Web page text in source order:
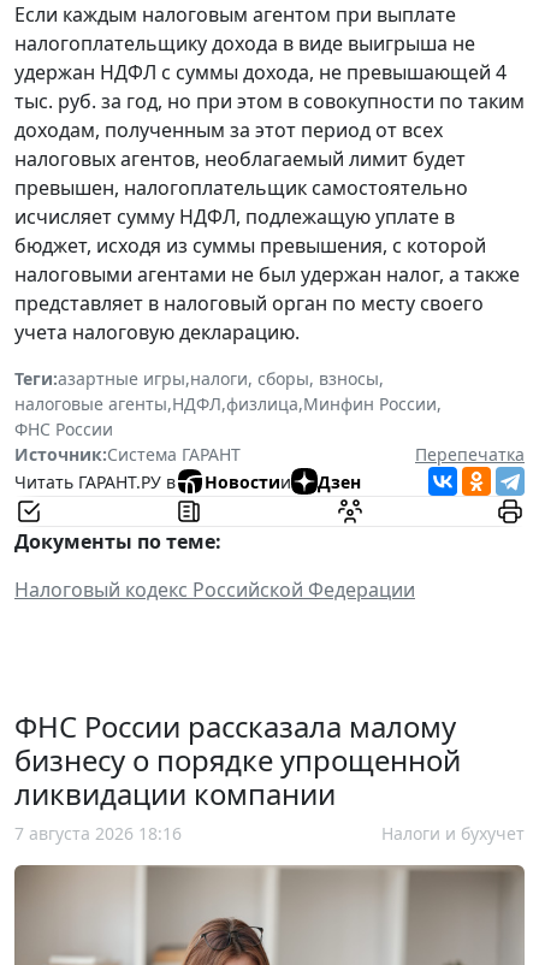
Если каждым налоговым агентом при выплате
налогоплательщику дохода в виде выигрыша не
удержан НДФЛ с суммы дохода, не превышающей 4
тыс. руб. за год, но при этом в совокупности по таким
доходам, полученным за этот период от всех
налоговых агентов, необлагаемый лимит будет
превышен, налогоплательщик самостоятельно
исчисляет сумму НДФЛ, подлежащую уплате в
бюджет, исходя из суммы превышения, с которой
налоговыми агентами не был удержан налог, а также
представляет в налоговый орган по месту своего
учета налоговую декларацию.
Теги:азартные игры,налоги, сборы, взносы,
налоговые агенты,НДФЛ,физлица,Минфин России,
ФНС России
Источник:Система ГАРАНТ
Перепечатка
Читать ГАРАНТ.РУ в
Новостии Дзен
Документы по теме:
Налоговый кодекс Российской Федерации
ФНС России рассказала малому
бизнесу о порядке упрощенной
ликвидации компании
7 августа 2026 18:16 Налоги и бухучет